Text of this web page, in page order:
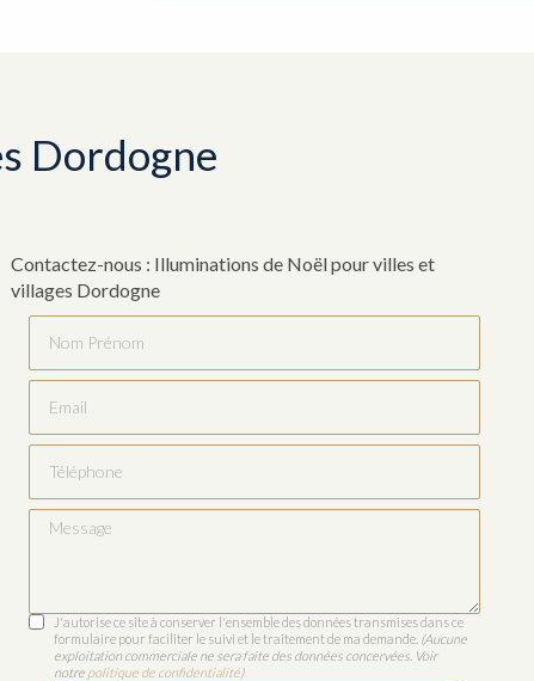
Dordogne
Contactez-nous : Illuminations de Noël pour villes et
villages Dordogne
Message
J'autorise ce site à conserver l'ensemble des données transmises dans ce
formulaire pour faciliter le suivi et le traitement de ma demande. (Aucune
exploitation commerciale ne sera faite des données concervées. Voir
notre politique de confidentialité)